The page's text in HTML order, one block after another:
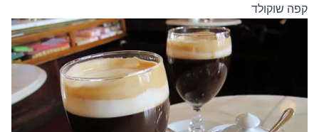
קפה שוקולד